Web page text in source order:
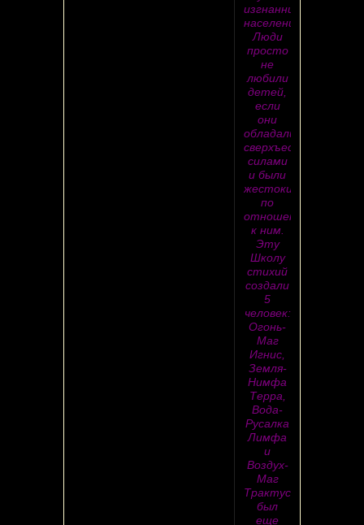
изгнанников
населения.
Люди
просто
не
любили
детей,
если
они
обладали
силами
и были
жестоки
по
отношению
к ним.
Эту
Школу
стихий
создали
5
человек:
Огонь-
Маг
Игнис,
Земля-
Нимфа
Терра,
Вода-
Русалка
Лимфа
и
Воздух-
Маг
Трактус.Но
был
еще